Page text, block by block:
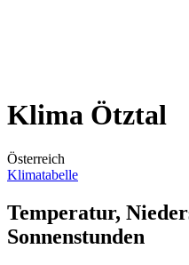
Klima Ötztal
Österreich
Klimatabelle
Temperatur,
Sonnenstunden